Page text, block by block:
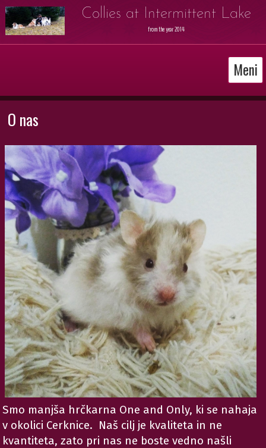
Collies at Intermittent Lake
from the year 2014
Meni
O nas
Smo manjša hrčkarna One and Only, ki se nahaja
v okolici Cerknice. Naš cilj je kvaliteta in ne
kvantiteta, zato pri nas ne boste vedno našli